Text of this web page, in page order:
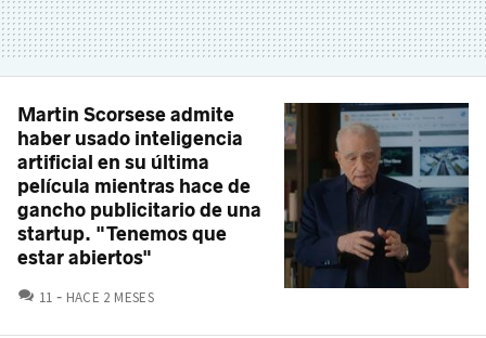
Martin Scorsese admite
haber usado inteligencia
artificial en su última
película mientras hace de
gancho publicitario de una
startup. "Tenemos que
estar abiertos"
11 COMENTARIOS
HACE 2 MESES